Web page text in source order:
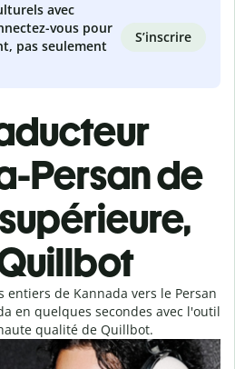
avec
vous pour
pas seulement
S’inscrire
Persan de
entiers de Kannada vers le Persan
en quelques secondes avec l'outil
qualité de Quillbot.